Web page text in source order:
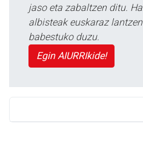
jaso eta zabaltzen ditu.
albisteak euskaraz
babestuko duzu.
Egin AIURRIkide!